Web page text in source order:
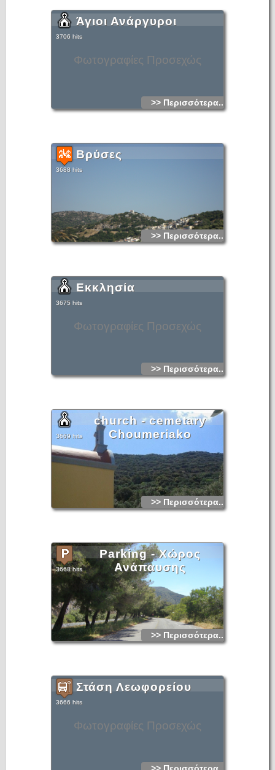
Φωτογραφίες Προσεχώς
Άγιοι Ανάργυροι
3706 hits
>> Περισσότερα...
Βρύσες
3688 hits
>> Περισσότερα...
Φωτογραφίες Προσεχώς
Εκκλησία
3675 hits
>> Περισσότερα...
church - cemetary
Choumeriako
3669 hits
>> Περισσότερα...
Parking - Χώρος
Ανάπαυσης
3668 hits
>> Περισσότερα...
Φωτογραφίες Προσεχώς
Στάση Λεωφορείου
3666 hits